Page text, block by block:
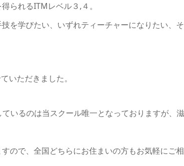
られるITMレベル３,４。
を学びたい、いずれティーチャーになりたい、
いただきました。
いるのは当スクール唯一となっておりますが、
ので、全国どちらにお住まいの方もお気軽にご